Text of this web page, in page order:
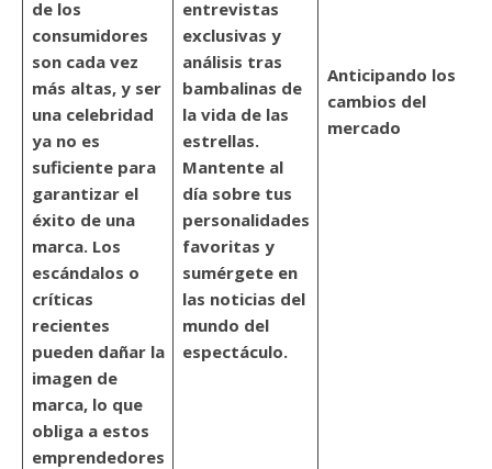
de los
consumidores
son cada vez
más altas, y ser
una celebridad
ya no es
suficiente para
garantizar el
éxito de una
marca. Los
escándalos o
críticas
recientes
pueden dañar la
imagen de
marca, lo que
obliga a estos
emprendedores
entrevistas
exclusivas y
análisis tras
bambalinas de
la vida de las
estrellas.
Mantente al
día sobre tus
personalidades
favoritas y
sumérgete en
las noticias del
mundo del
espectáculo.
Anticipando los
cambios del
mercado